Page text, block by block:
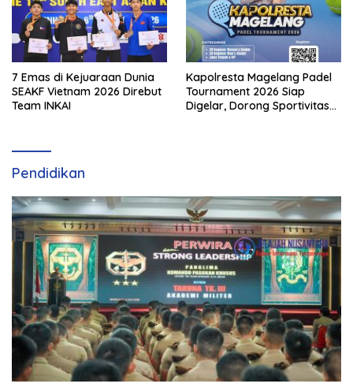
7 Emas di Kejuaraan Dunia
SEAKF Vietnam 2026 Direbut
Team INKAI
Kapolresta Magelang Padel
Tournament 2026 Siap
Digelar, Dorong Sportivitas
Pendidikan